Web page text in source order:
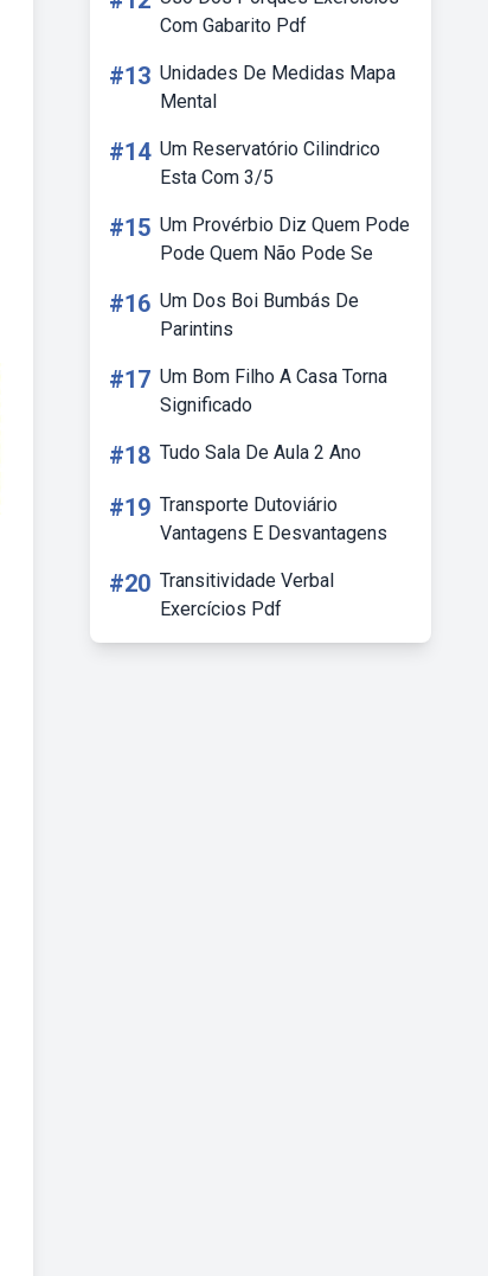
Com Gabarito Pdf
#13 Unidades De Medidas Mapa
Mental
#14 Um Reservatório Cilindrico
Esta Com 3/5
#15 Um Provérbio Diz Quem Pode
Pode Quem Não Pode Se
#16 Um Dos Boi Bumbás De
Parintins
#17 Um Bom Filho A Casa Torna
Significado
#18 Tudo Sala De Aula 2 Ano
#19 Transporte Dutoviário
Vantagens E Desvantagens
#20 Transitividade Verbal
Exercícios Pdf